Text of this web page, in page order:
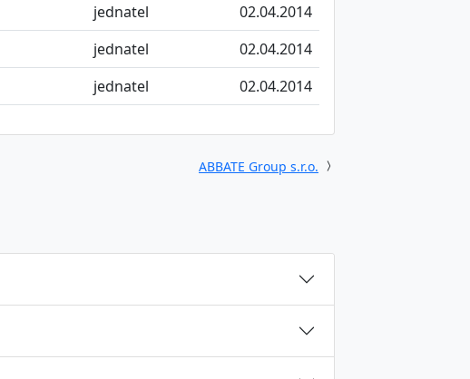
jednatel
02.04.2014
jednatel
02.04.2014
jednatel 02.04.2014
ABBATE Group s.r.o.